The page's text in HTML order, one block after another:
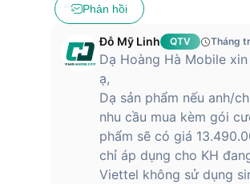
Phản hồi
Đỗ Mỹ Linh QTV Tháng
Dạ Hoàng Hà Mobile
ạ,
Dạ sản phẩm nếu anh/
nhu cầu mua kèm gói
phẩm sẽ có giá
chỉ áp dụng cho KH
Viettel không sử dụng